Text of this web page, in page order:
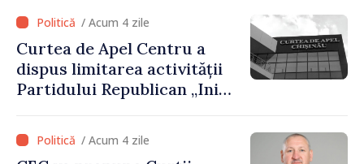
stimulente de peste 28 de
milioane de lei oferite de
Guvern
/ Acum 4 zile
Curtea de Apel Centru a
dispus limitarea activității
Partidului Republican „Inima
/ Acum 4 zile